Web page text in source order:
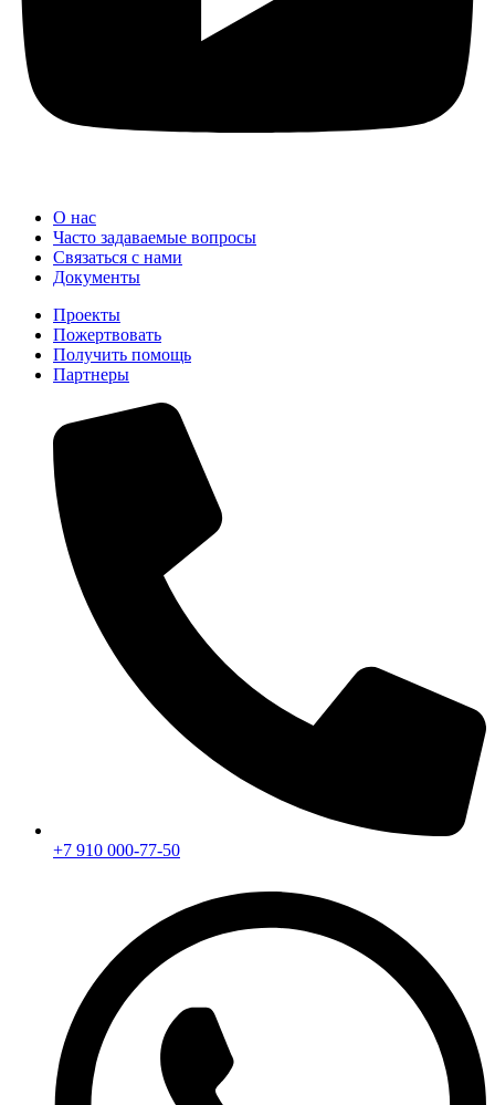
О нас
Часто задаваемые вопросы
Связаться с нами
Документы
Проекты
Пожертвовать
Получить помощь
Партнеры
+7 910 000-77-50